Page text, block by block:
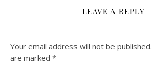
LEAVE A REPLY
Your email address will not be published.
are marked *